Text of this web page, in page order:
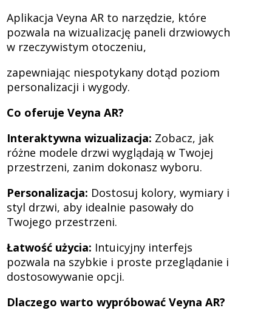
Aplikacja Veyna AR to narzędzie, które
pozwala na wizualizację paneli drzwiowych
w rzeczywistym otoczeniu,
zapewniając niespotykany dotąd poziom
personalizacji i wygody.
Co oferuje Veyna AR?
Interaktywna wizualizacja: Zobacz, jak
różne modele drzwi wyglądają w Twojej
przestrzeni, zanim dokonasz wyboru.
Personalizacja: Dostosuj kolory, wymiary i
styl drzwi, aby idealnie pasowały do
Twojego przestrzeni.
Łatwość użycia: Intuicyjny interfejs
pozwala na szybkie i proste przeglądanie i
dostosowywanie opcji.
Dlaczego warto wypróbować Veyna AR?